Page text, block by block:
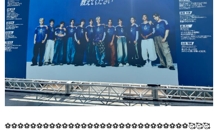
⚽⚽⚽⚽⚽⚽⚽⚽⚽⚽⚽⚽⚽⚽⚽⚽⚽⚽⚽⚽⚽⚽⚽⚽⚽⚽⚽⚽⚽🥰🥰🥰